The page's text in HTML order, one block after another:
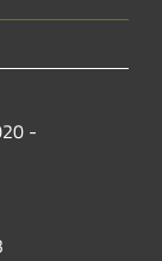
-